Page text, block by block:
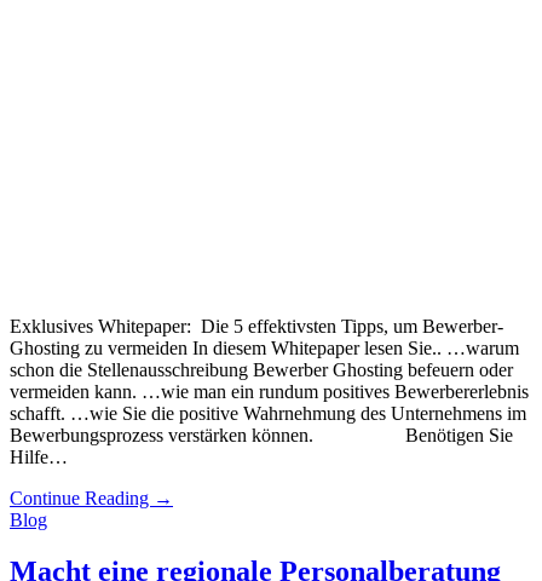
Exklusives Whitepaper: Die 5 effektivsten Tipps, um Bewerber-
Ghosting zu vermeiden In diesem Whitepaper lesen Sie.. …warum
schon die Stellenausschreibung Bewerber Ghosting befeuern oder
vermeiden kann. …wie man ein rundum positives Bewerbererlebnis
schafft. …wie Sie die positive Wahrnehmung des Unternehmens im
Bewerbungsprozess verstärken können. Benötigen Sie
Hilfe…
Continue Reading →
Blog
Macht eine regionale Personalberatung